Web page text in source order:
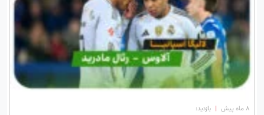
۸ ماه پیش | بازدید: